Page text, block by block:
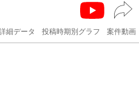
細データ 投稿時期別グラフ 案件動画